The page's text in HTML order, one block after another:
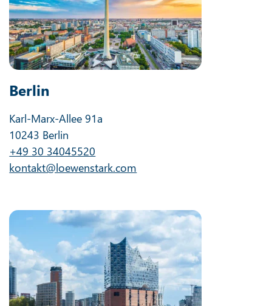
Berlin
Karl-Marx-Allee 91a
10243 Berlin
+49 30 34045520
kontakt@loewenstark.com